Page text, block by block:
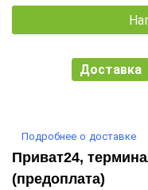
Доставка
Подробнее о доставке
Приват24,
(предоплата)